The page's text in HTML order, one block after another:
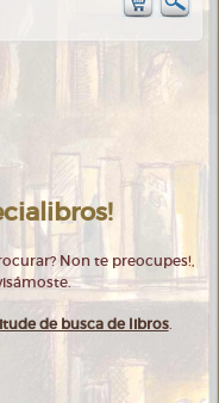
Non te preocupes!,
de busca de libros.